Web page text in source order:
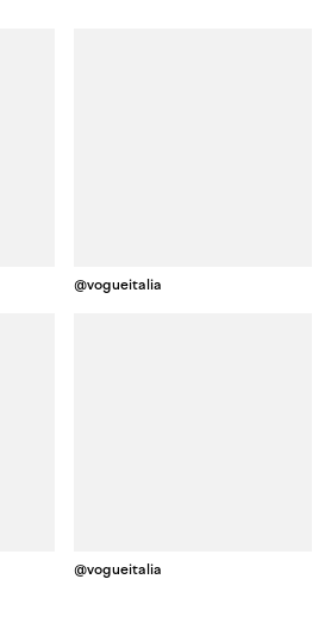
@vogueitalia
@vogueitalia